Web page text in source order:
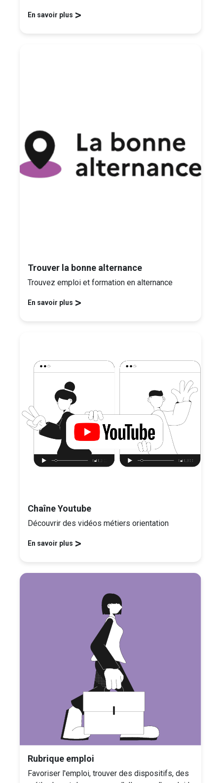
En savoir plus >
Trouver la bonne alternance
Trouvez emploi et formation en alternance
En savoir plus >
Chaîne Youtube
Découvrir des vidéos métiers orientation
En savoir plus >
Rubrique emploi
Favoriser l'emploi, trouver des dispositifs, des